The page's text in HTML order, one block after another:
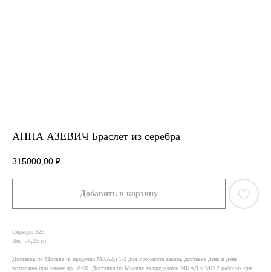
АННА АЗЕВИЧ Браслет из серебра
315000,00 ₽
Добавить в корзину
Серебро 925
Вес: 74,25 гр
Доставка по Москве (в пределах МКАД) 1-2 дня с момента заказа, доставка день в день
возможна при заказе до 16:00. Доставка по Москве за пределами МКАД и МО 2 рабочих дня.